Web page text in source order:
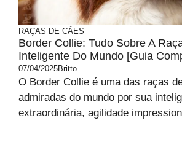
RAÇAS DE CÃES
Border Collie: Tudo Sobre A
Inteligente Do Mundo [Guia
07/04/2025Britto
O Border Collie é uma das raças
admiradas do mundo por sua
extraordinária, agilidade